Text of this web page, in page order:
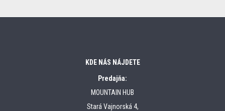
KDE NÁS NÁJDETE
Predajňa:
MOUNTAIN HUB
Stará Vajnorská 4,